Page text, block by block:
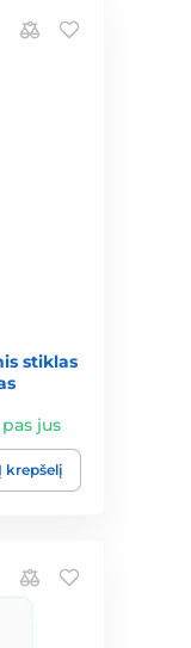
stiklas
jus
Į krepšelį